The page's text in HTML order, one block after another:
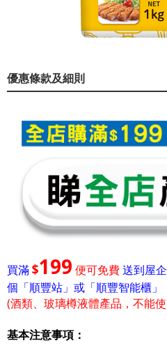
優惠條款及細則
買滿$199 便可免費送到屋
個「順豐站」或「順豐智能櫃」
(酒類、玻璃樽液體產品，不能
基本注意事項：